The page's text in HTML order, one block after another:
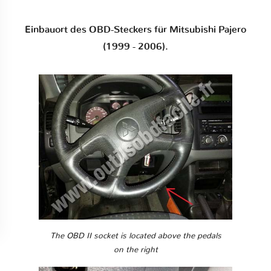
Einbauort des OBD-Steckers für Mitsubishi Pajero
(1999 - 2006).
The OBD II socket is located above the pedals
on the right